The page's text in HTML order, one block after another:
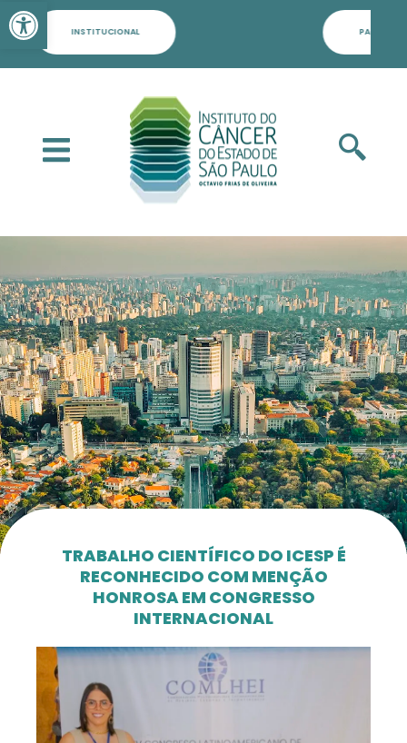
Barra de Ferramentas
PACIENTES, FAMILIARES E POPULAÇÃO
TRABALHO CIENTÍFICO DO ICESP É
RECONHECIDO COM MENÇÃO
HONROSA EM CONGRESSO
INTERNACIONAL